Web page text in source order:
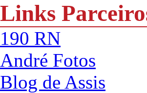
Links
190 RN
André Fotos
Blog de Assis